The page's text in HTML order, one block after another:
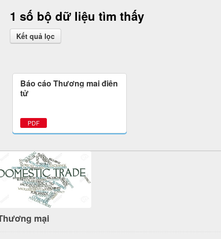
1 số bộ dữ liệu tìm thấy
Kết quả lọc
Báo cáo Thương mại điện
tử
PDF
mại